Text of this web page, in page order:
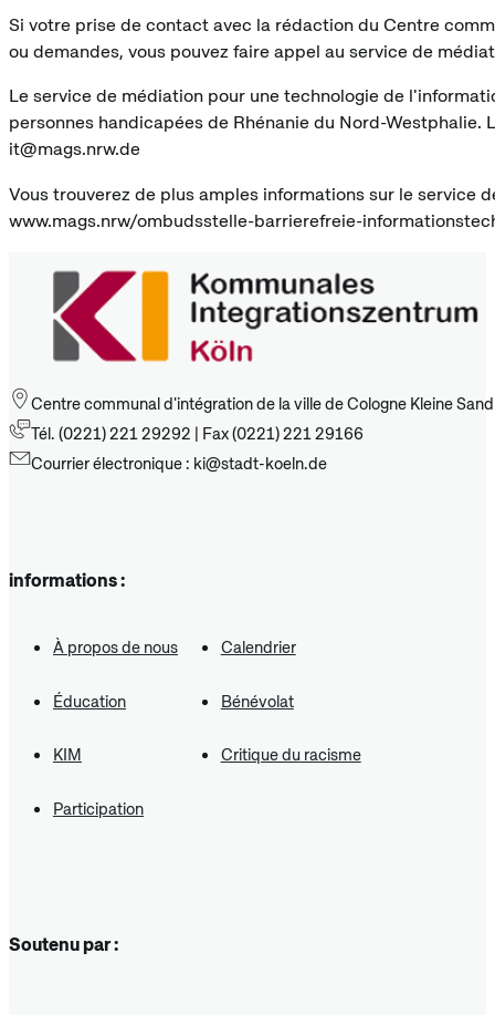
Si votre prise de contact avec la rédaction du Centre
ou demandes, vous pouvez faire appel au service de
Le service de médiation pour une technologie de
personnes handicapées de Rhénanie du Nord-
it@mags.nrw.de
Vous trouverez de plus amples informations sur le service
www.mags.nrw/ombudsstelle-barrierefreie-
Centre communal d'intégration de la ville de Cologne Kleine
Tél. (0221) 221 29292 | Fax (0221) 221 29166
Courrier électronique : ki@stadt-koeln.de
informations :
À propos de nous Calendrier
Éducation Bénévolat
KIM Critique du racisme
Participation
Soutenu par :